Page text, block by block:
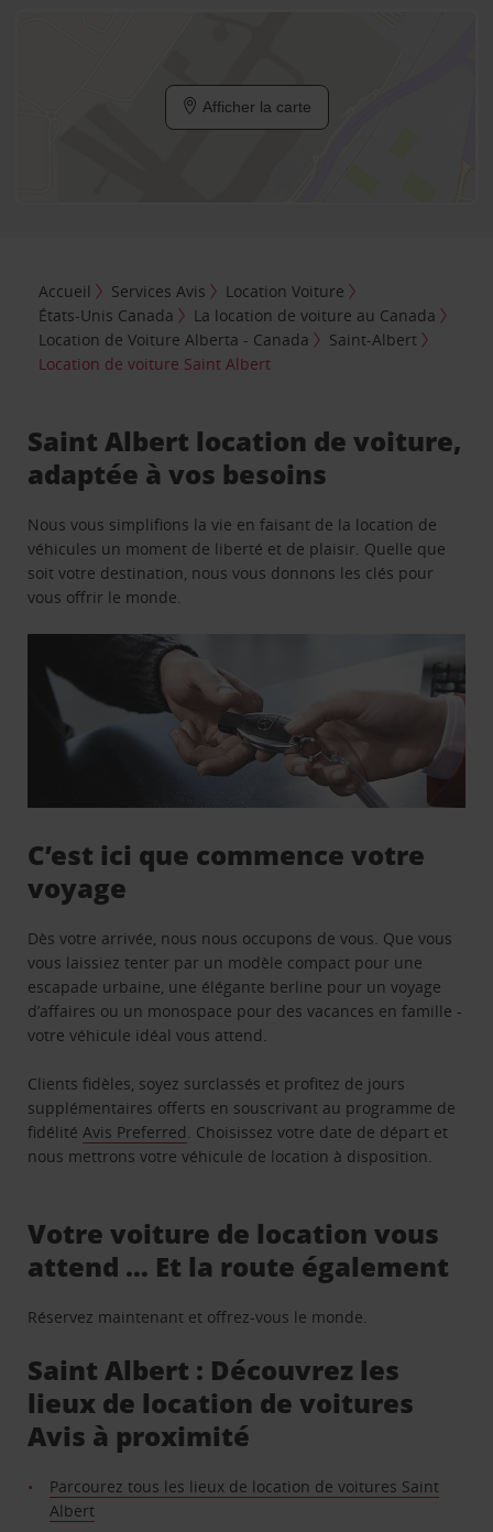
Afficher la carte
Accueil Services Avis
Location Voiture
États-Unis Canada
La location de voiture au Canada
Location de Voiture Alberta - Canada
Saint-Albert
Location de voiture Saint Albert
Saint Albert location de voiture,
adaptée à vos besoins
Nous vous simplifions la vie en faisant de la location de
véhicules un moment de liberté et de plaisir. Quelle que
soit votre destination, nous vous donnons les clés pour
vous offrir le monde.
C’est ici que commence votre
voyage
Dès votre arrivée, nous nous occupons de vous. Que vous
vous laissiez tenter par un modèle compact pour une
escapade urbaine, une élégante berline pour un voyage
d’affaires ou un monospace pour des vacances en famille -
votre véhicule idéal vous attend.
Clients fidèles, soyez surclassés et profitez de jours
supplémentaires offerts en souscrivant au programme de
fidélitéAvis Preferred. Choisissez votre date de départ et
nous mettrons votre véhicule de location à disposition.
Votre voiture de location vous
attend … Et la route également
Réservez maintenant et offrez-vous le monde.
Saint Albert : Découvrez les
lieux de location de voitures
Avis à proximité
Parcourez tous les lieux de location de voitures Saint
Albert